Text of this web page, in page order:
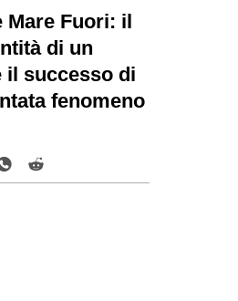
Mare Fuori: il
di un
il successo di
fenomeno